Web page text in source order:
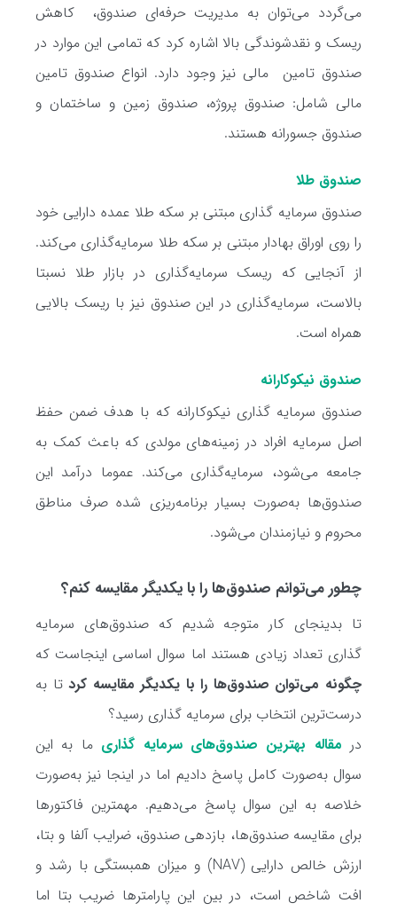
می‌گردد می‌توان به مدیریت حرفه‌ای صندوق، کاهش
ریسک و نقدشوندگی بالا اشاره کرد که تمامی این موارد در
صندوق تامین مالی نیز وجود دارد. انواع صندوق تامین
مالی شامل: صندوق پروژه، صندوق زمین و ساختمان و
صندوق جسورانه هستند.
صندوق طلا
صندوق سرمایه گذاری مبتنی بر سکه طلا عمده دارایی خود
را روی اوراق بهادار مبتنی بر سکه طلا سرمایه‌گذاری می‌کند.
از آنجایی که ریسک سرمایه‌گذاری در بازار طلا نسبتا
بالاست، سرمایه‌گذاری در این صندوق نیز با ریسک بالایی
همراه است.
صندوق نیکوکارانه
صندوق سرمایه گذاری نیکوکارانه که با هدف ضمن حفظ
اصل سرمایه افراد در زمینه‌های مولدی که باعث کمک به
جامعه می‌شود، سرمایه‌گذاری می‌کند. عموما درآمد این
صندوق‌ها به‌صورت بسیار برنامه‌ریزی شده صرف مناطق
محروم و نیازمندان می‌شود.
چطور می‌توانم صندوق‌ها را با یکدیگر مقایسه کنم؟
تا بدینجای کار متوجه شدیم که صندوق‌های سرمایه
گذاری تعداد زیادی هستند اما سوال اساسی اینجاست که
چگونه می‌توان صندوق‌ها را با یکدیگر مقایسه کردتا به
درست‌ترین انتخاب برای سرمایه گذاری رسید؟
در مقاله بهترین صندوق‌های سرمایه گذاری ما به این
سوال به‌صورت کامل پاسخ دادیم اما در اینجا نیز به‌صورت
خلاصه به این سوال پاسخ می‌دهیم. مهمترین فاکتورها
برای مقایسه صندوق‌ها، بازدهی صندوق، ضرایب آلفا و بتا،
ارزش خالص دارایی (NAV) و میزان همبستگی با رشد و
افت شاخص است، در بین این پارامترها ضریب بتا اما